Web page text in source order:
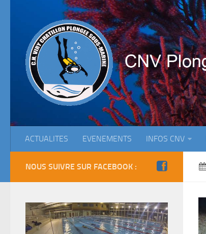
ACTUALITES EVENEMENTS INFOS CNV
NOUS SUIVRE SUR FACEBOOK :